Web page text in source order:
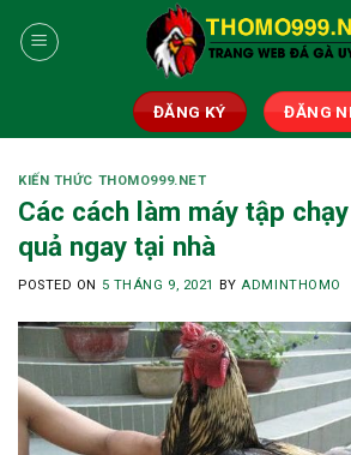
ĐĂNG KÝ ĐĂNG
KIẾN THỨC THOMO999.NET
Các cách làm máy tập
quả ngay tại nhà
POSTED ON 5 THÁNG 9, 2021 BYADMINTHOMO